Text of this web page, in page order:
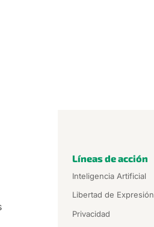
Líneas de acción
Inteligencia Artificial
Libertad de Expresión
Privacidad